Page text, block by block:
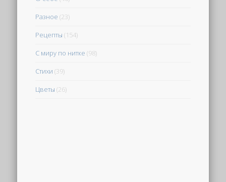
Разное (23)
Рецепты (154)
С миру по нитке (98)
Стихи (39)
Цветы (26)